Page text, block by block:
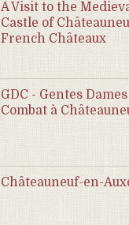
A Visit to the
Castle of
French Châteaux
GDC - Gentes
Combat à
Châteauneuf-en-